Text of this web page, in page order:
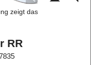
zeigt das
RR